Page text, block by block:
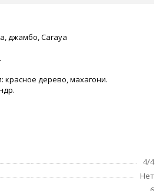
джамбо, Caraya
красное дерево, махагони.
4/4
Нет